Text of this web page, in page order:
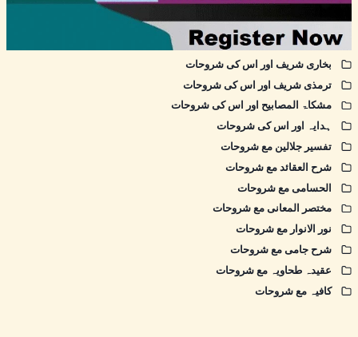
بخاری شریف اور اس کی شروحات
ترمذی شریف اور اس کی شروحات
مشکاۃ المصابیح اور اس کی شروحات
ہدایہ اور اس کی شروحات
تفسیر جلالین مع شروحات
شرح العقائد مع شروحات
الحسامی مع شروحات
مختصر المعانی مع شروحات
نور الانوار مع شروحات
شرح جامی مع شروحات
عقیدہ طحاویہ مع شروحات
کافیہ مع شروحات